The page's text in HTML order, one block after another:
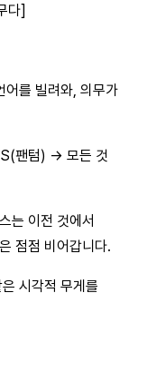
다]
어를 빌려와, 의무가
팬텀) → 모든 것
는 이전 것에서
점점 비어갑니다.
시각적 무게를